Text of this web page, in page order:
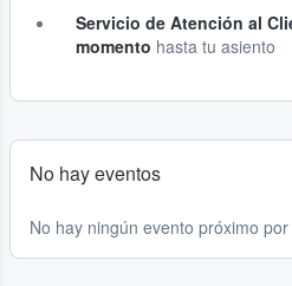
Servicio de Atención al
momento hasta tu asiento
No hay eventos
No hay ningún evento próximo